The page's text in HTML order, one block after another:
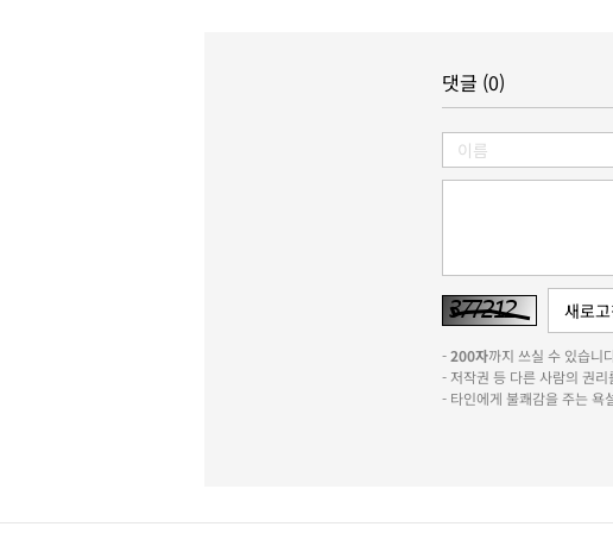
댓글 (0)
-200자까지 쓰실 수 있습
- 저작권 등 다른 사람의 권
- 타인에게 불쾌감을 주는 욕